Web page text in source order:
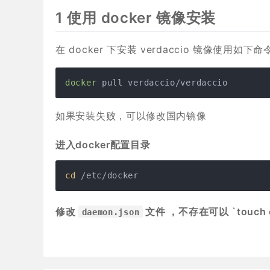
1 使用 docker 镜像安装
在 docker 下安装 verdaccio 镜像使用如下命
docker pull verdaccio/verdaccio
如果安装失败，可以修改国内镜像
进入docker配置目录
cd /etc/docker
修改 daemon.json
文件 ，不存在可以 `touch